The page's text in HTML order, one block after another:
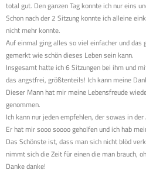
total gut. Den ganzen Tag konnte ich nur eins
Schon nach der 2 Sitzung konnte ich alleine
nicht mehr konnte.
Auf einmal ging alles so viel einfacher und das
gemerkt wie schön dieses Leben sein kann.
Insgesamt hatte ich 6 Sitzungen bei ihm und
das angstfrei, größtenteils! Ich kann meine
Dieser Mann hat mir meine Lebensfreude
genommen.
Ich kann nur jeden empfehlen, der sowas in
Er hat mir sooo soooo geholfen und ich hab
Das Schönste ist, dass man sich nicht blöd
nimmt sich die Zeit für einen die man brauch,
Danke danke!